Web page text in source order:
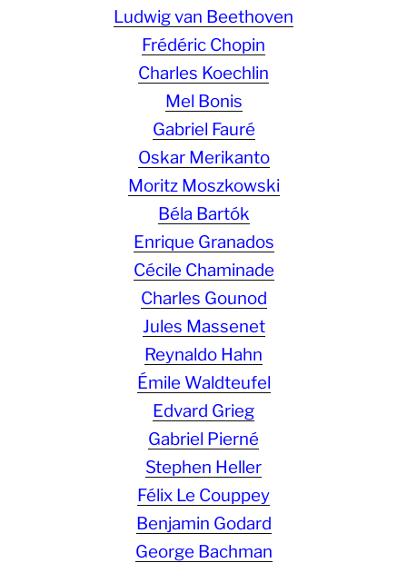
Ludwig van Beethoven
Frédéric Chopin
Charles Koechlin
Mel Bonis
Gabriel Fauré
Oskar Merikanto
Moritz Moszkowski
Béla Bartók
Enrique Granados
Cécile Chaminade
Charles Gounod
Jules Massenet
Reynaldo Hahn
Émile Waldteufel
Edvard Grieg
Gabriel Pierné
Stephen Heller
Félix Le Couppey
Benjamin Godard
George Bachman